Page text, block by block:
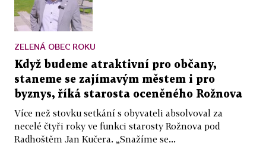
ZELENÁ OBEC ROKU
Když budeme atraktivní pro občany,
staneme se zajímavým městem i pro
byznys, říká starosta oceněného Rožnova
Více než stovku setkání s obyvateli absolvoval za
necelé čtyři roky ve funkci starosty Rožnova pod
Radhoštěm Jan Kučera. „Snažíme se...